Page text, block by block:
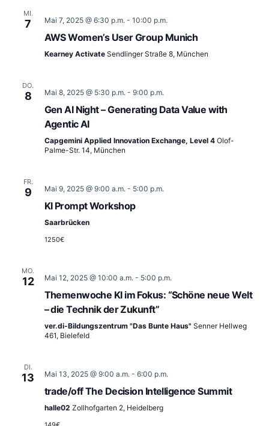
MI.
7 Mai 7, 2025 @ 6:30 p.m.- 10:00 p.m.
AWS Women’s User Group Munich
Kearney Activate Sendlinger Straße 8, München
DO.
8 Mai 8, 2025 @ 5:30 p.m.- 9:00 p.m.
Gen AI Night – Generating Data Value with
Agentic AI
Capgemini Applied Innovation Exchange, Level 4 Olof-
Palme-Str. 14, München
FR.
9 Mai 9, 2025 @ 9:00 a.m.- 5:00 p.m.
KI Prompt Workshop
Saarbrücken
1250€
MO.
12 Mai 12, 2025 @ 10:00 a.m.- 5:00 p.m.
Themenwoche KI im Fokus: “Schöne neue Welt
– die Technik der Zukunft”
ver.di-Bildungszentrum "Das Bunte Haus" Senner Hellweg
461, Bielefeld
DI.
13 Mai 13, 2025 @ 9:00 a.m.- 6:00 p.m.
trade/off The Decision Intelligence Summit
halle02 Zollhofgarten 2, Heidelberg